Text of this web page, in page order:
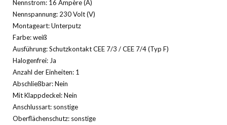
Nennstrom: 16 Ampère (A)
Nennspannung: 230 Volt (V)
Montageart: Unterputz
Farbe: weiß
Ausführung: Schutzkontakt CEE 7/3 / CEE 7/4 (Typ F)
Halogenfrei: Ja
Anzahl der Einheiten: 1
Abschließbar: Nein
Mit Klappdeckel: Nein
Anschlussart: sonstige
Oberflächenschutz: sonstige